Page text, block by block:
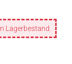
Lagerbestand.